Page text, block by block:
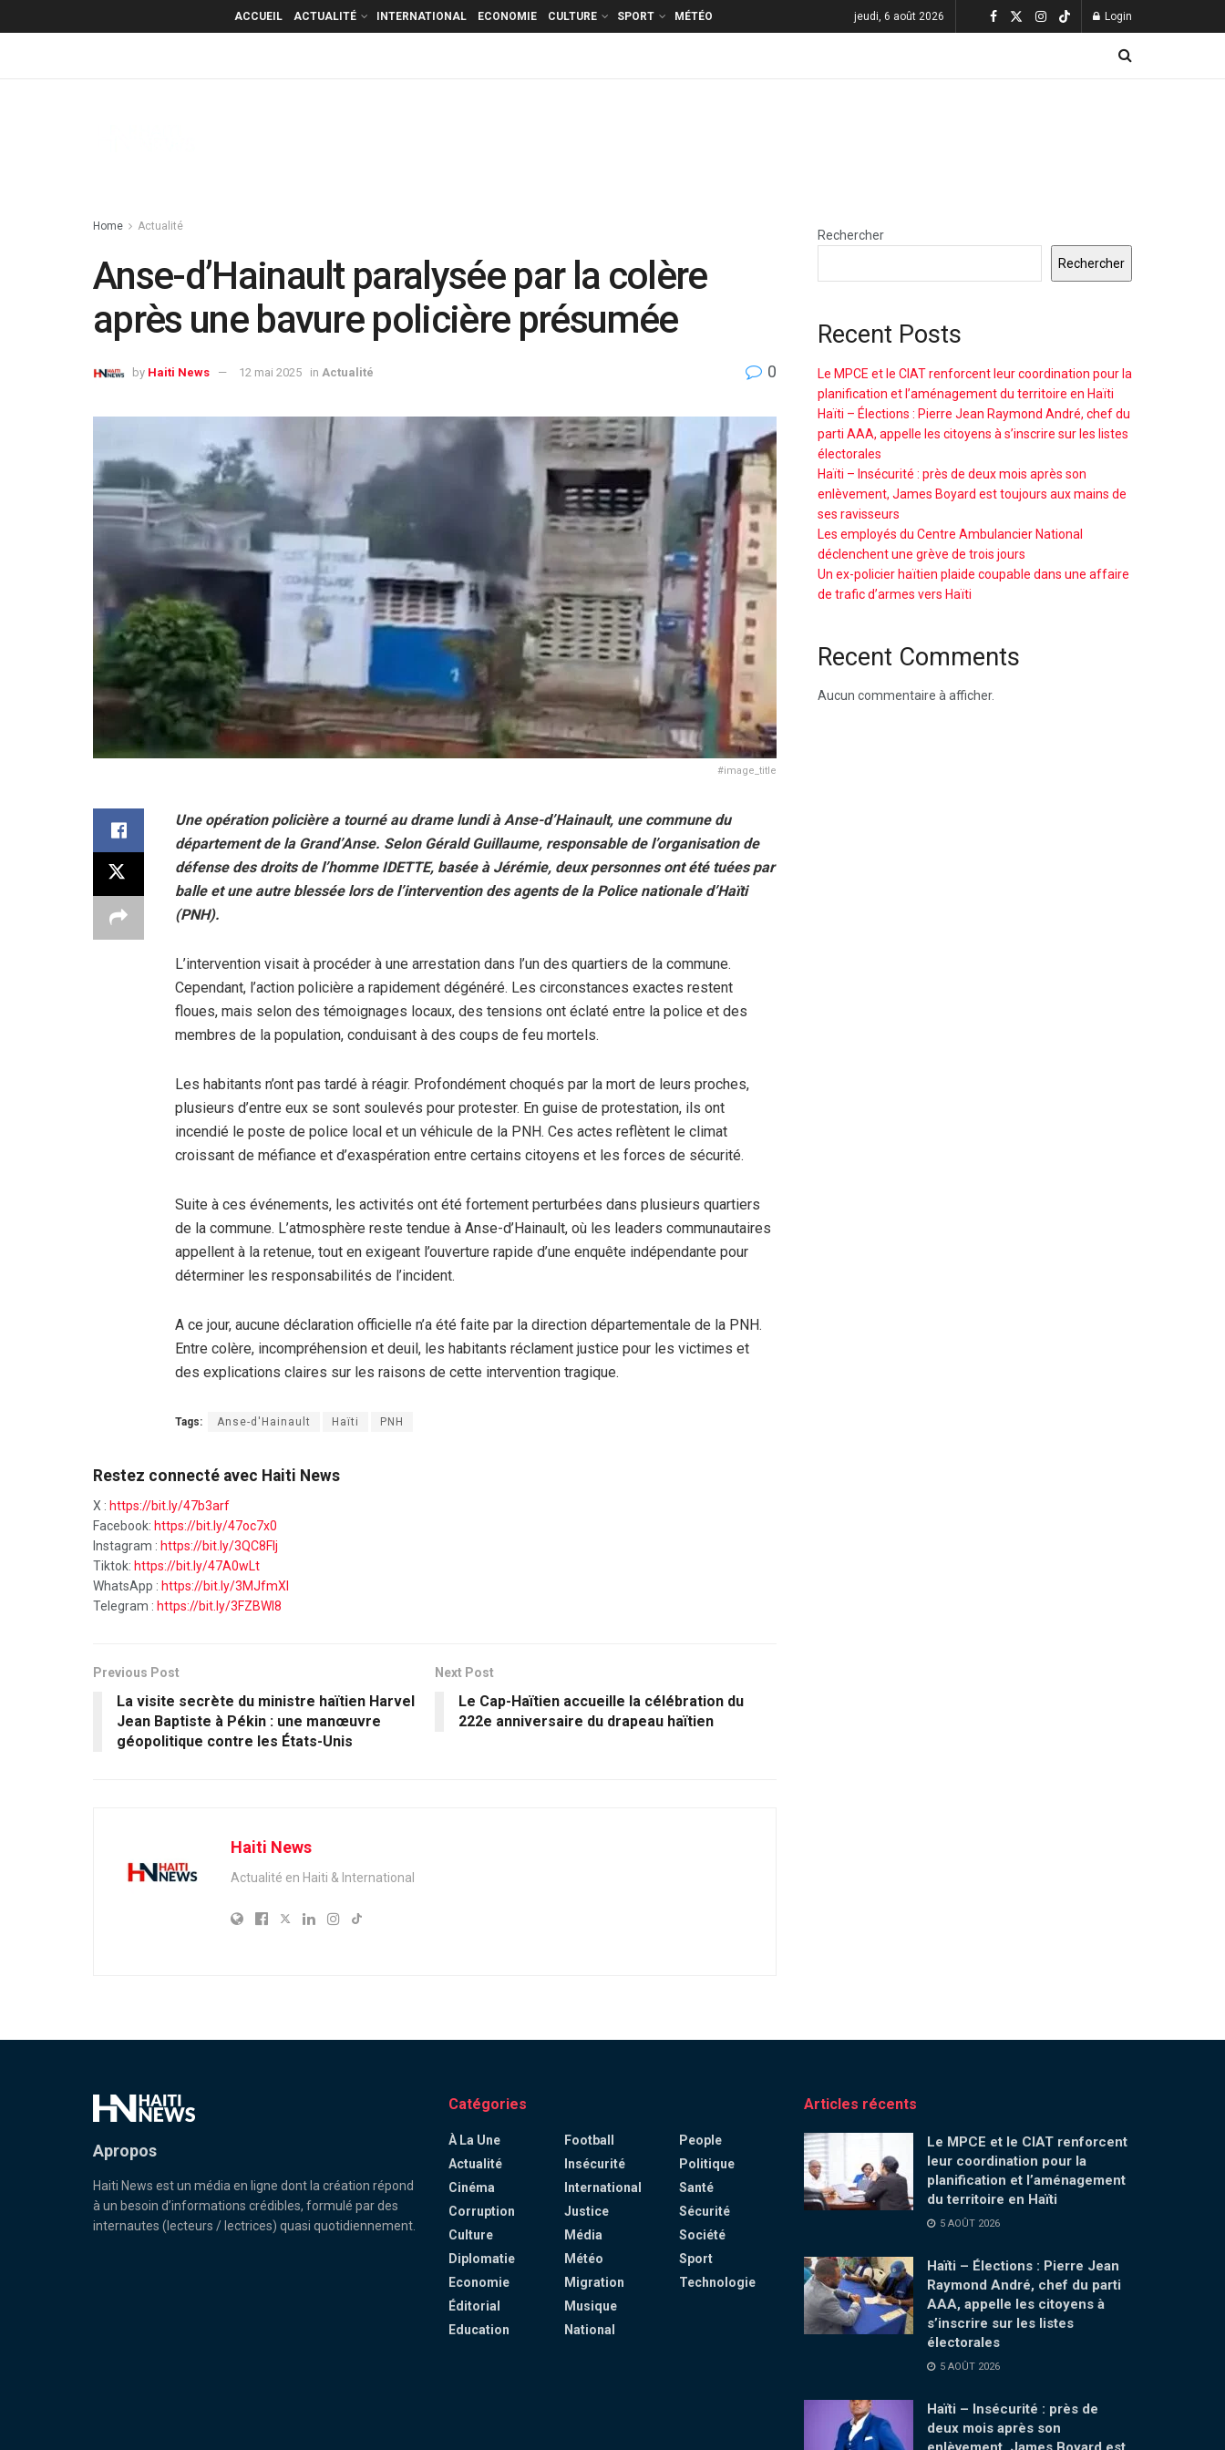
ACCUEIL ACTUALITÉ INTERNATIONAL ECONOMIE CULTURE SPORT MÉTÉO jeudi, 6 août 2026 Login
Home Actualité
Anse-d’Hainault paralysée par la colère
après une bavure policière présumée
by Haiti News 12 mai 2025 in Actualité 0
#image_title
Une opération policière a tourné au drame lundi à Anse-d’Hainault, une commune du
département de la Grand’Anse. Selon Gérald Guillaume, responsable de l’organisation de
défense des droits de l’homme IDETTE, basée à Jérémie, deux personnes ont été tuées par
balle et une autre blessée lors de l’intervention des agents de la Police nationale d’Haïti
(PNH).
L’intervention visait à procéder à une arrestation dans l’un des quartiers de la commune.
Cependant, l’action policière a rapidement dégénéré. Les circonstances exactes restent
floues, mais selon des témoignages locaux, des tensions ont éclaté entre la police et des
membres de la population, conduisant à des coups de feu mortels.
Les habitants n’ont pas tardé à réagir. Profondément choqués par la mort de leurs proches,
plusieurs d’entre eux se sont soulevés pour protester. En guise de protestation, ils ont
incendié le poste de police local et un véhicule de la PNH. Ces actes reflètent le climat
croissant de méfiance et d’exaspération entre certains citoyens et les forces de sécurité.
Suite à ces événements, les activités ont été fortement perturbées dans plusieurs quartiers
de la commune. L’atmosphère reste tendue à Anse-d’Hainault, où les leaders communautaires
appellent à la retenue, tout en exigeant l’ouverture rapide d’une enquête indépendante pour
déterminer les responsabilités de l’incident.
A ce jour, aucune déclaration officielle n’a été faite par la direction départementale de la PNH.
Entre colère, incompréhension et deuil, les habitants réclament justice pour les victimes et
des explications claires sur les raisons de cette intervention tragique.
Tags: Anse-d'Hainault Haïti PNH
Restez connecté avec Haiti News
X : https://bit.ly/47b3arf
Facebook: https://bit.ly/47oc7x0
Instagram : https://bit.ly/3QC8FIj
Tiktok: https://bit.ly/47A0wLt
WhatsApp : https://bit.ly/3MJfmXI
Telegram : https://bit.ly/3FZBWI8
Previous Post
La visite secrète du ministre haïtien Harvel
Jean Baptiste à Pékin : une manœuvre
géopolitique contre les États-Unis
Next Post
Le Cap-Haïtien accueille la célébration du
222e anniversaire du drapeau haïtien
Haiti News
Actualité en Haiti & International
Rechercher
Rechercher
Recent Posts
Le MPCE et le CIAT renforcent leur coordination pour la
planification et l’aménagement du territoire en Haïti
Haïti – Élections : Pierre Jean Raymond André, chef du
parti AAA, appelle les citoyens à s’inscrire sur les listes
électorales
Haïti – Insécurité : près de deux mois après son
enlèvement, James Boyard est toujours aux mains de
ses ravisseurs
Les employés du Centre Ambulancier National
déclenchent une grève de trois jours
Un ex-policier haïtien plaide coupable dans une affaire
de trafic d’armes vers Haïti
Recent Comments
Aucun commentaire à afficher.
Apropos
Haiti News est un média en ligne dont la création répond
à un besoin d’informations crédibles, formulé par des
internautes (lecteurs / lectrices) quasi quotidiennement.
Catégories
À La Une
Actualité
Cinéma
Corruption
Culture
Diplomatie
Economie
Éditorial
Education
Football
Insécurité
International
Justice
Média
Météo
Migration
Musique
National
People
Politique
Santé
Sécurité
Société
Sport
Technologie
Articles récents
Le MPCE et le CIAT renforcent
leur coordination pour la
planification et l’aménagement
du territoire en Haïti
5 AOÛT 2026
Haïti – Élections : Pierre Jean
Raymond André, chef du parti
AAA, appelle les citoyens à
s’inscrire sur les listes
électorales
5 AOÛT 2026
Haïti – Insécurité : près de
deux mois après son